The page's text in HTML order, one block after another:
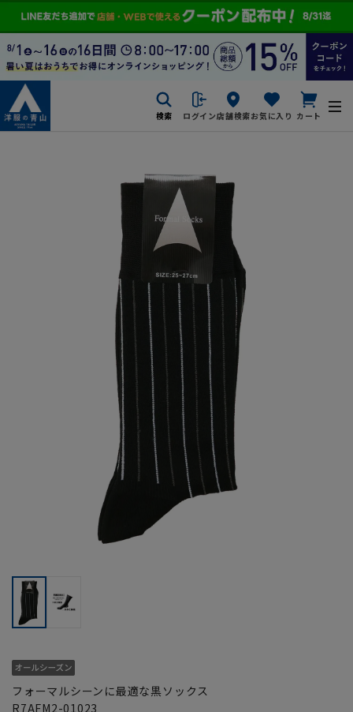
検索 ログイン店舗検索お気に入り カート
フォーマルシーンに最適な黒ソックス
R7AFM2-01023